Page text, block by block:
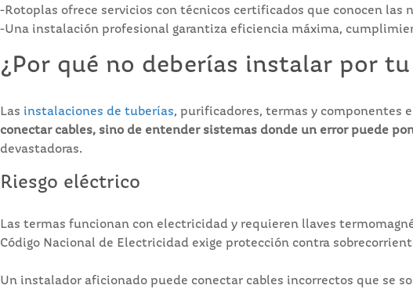
-Rotoplas ofrece servicios con técnicos certificados que conocen las
-Una instalación profesional garantiza eficiencia máxima,
¿Por qué no deberías instalar por
Las instalaciones de tuberías, purificadores, termas y componentes
conectar cables, sino de entender sistemas donde un error puede
devastadoras.
Riesgo eléctrico
Las termas funcionan con electricidad y requieren llaves
Código Nacional de Electricidad exige protección contra
Un instalador aficionado puede conectar cables incorrectos que se